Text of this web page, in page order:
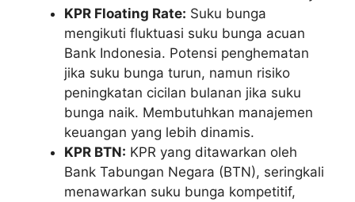
KPR Floating Rate: Suku bunga
mengikuti fluktuasi suku bunga acuan
Bank Indonesia. Potensi penghematan
jika suku bunga turun, namun risiko
peningkatan cicilan bulanan jika suku
bunga naik. Membutuhkan manajemen
keuangan yang lebih dinamis.
KPR BTN: KPR yang ditawarkan oleh
Bank Tabungan Negara (BTN), seringkali
menawarkan suku bunga kompetitif,